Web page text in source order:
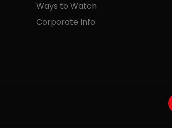
Ways to Watch
Corporate Info